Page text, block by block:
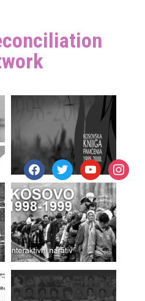
facebooktwitteryoutube